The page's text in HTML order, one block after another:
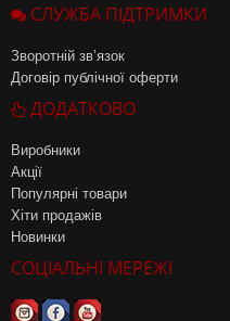
СЛУЖБА ПІДТРИМКИ
Зворотній зв’язок
Договір публічної оферти
ДОДАТКОВО
Виробники
Акції
Популярні товари
Хіти продажів
Новинки
СОЦІАЛЬНІ МЕРЕЖІ